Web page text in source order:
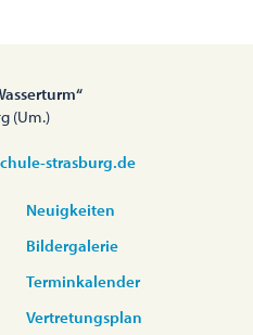
Neuigkeiten
Bildergalerie
Terminkalender
Vertretungsplan
(Um.)
strasburg.de